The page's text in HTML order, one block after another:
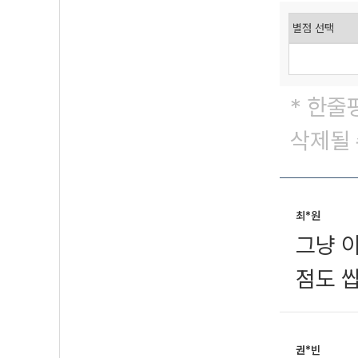
* 한줄
삭제될
최*원
그냥
점도
권*빈